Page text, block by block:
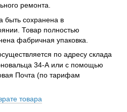
ремонта.
быть сохранена в
Товар полностью
фабричная упаковка.
по адресу склада
34-А или с помощью
Почта (по тарифам
товара